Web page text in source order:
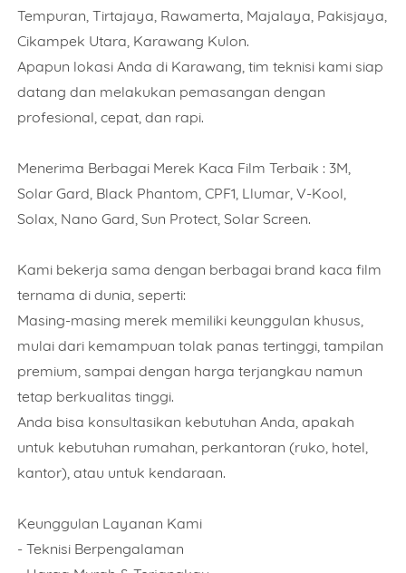
Tempuran, Tirtajaya, Rawamerta, Majalaya, Pakisjaya,
Cikampek Utara, Karawang Kulon.
Apapun lokasi Anda di Karawang, tim teknisi kami siap
datang dan melakukan pemasangan dengan
profesional, cepat, dan rapi.
Menerima Berbagai Merek Kaca Film Terbaik : 3M,
Solar Gard, Black Phantom, CPF1, Llumar, V-Kool,
Solax, Nano Gard, Sun Protect, Solar Screen.
Kami bekerja sama dengan berbagai brand kaca film
ternama di dunia, seperti:
Masing-masing merek memiliki keunggulan khusus,
mulai dari kemampuan tolak panas tertinggi, tampilan
premium, sampai dengan harga terjangkau namun
tetap berkualitas tinggi.
Anda bisa konsultasikan kebutuhan Anda, apakah
untuk kebutuhan rumahan, perkantoran (ruko, hotel,
kantor), atau untuk kendaraan.
Keunggulan Layanan Kami
- Teknisi Berpengalaman